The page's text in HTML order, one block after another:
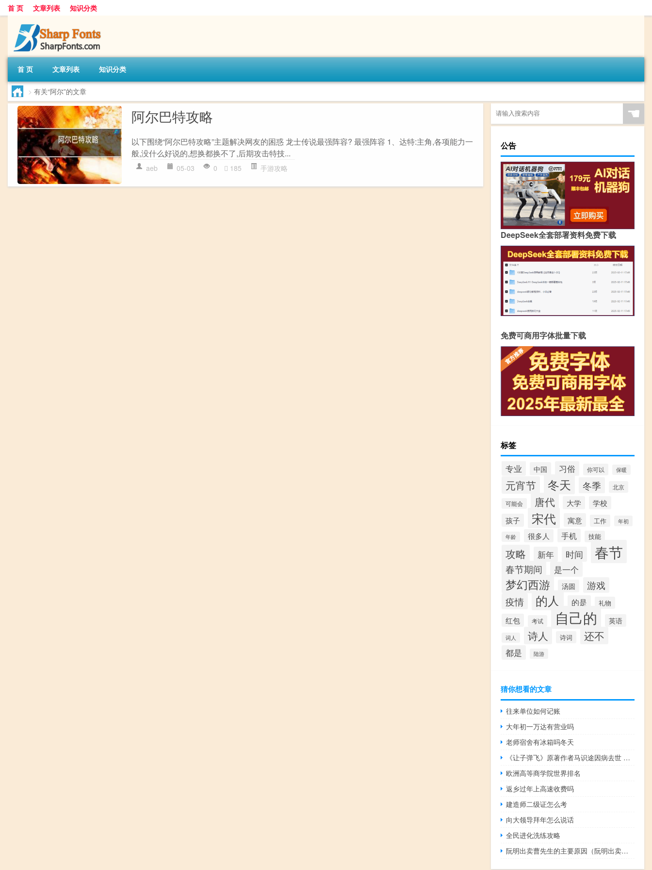
首 页 文章列表 知识分类
首 页 文章列表 知识分类
> 有关“阿尔”的文章
阿尔巴特攻略
以下围绕“阿尔巴特攻略”主题解决网友的困惑 龙士传说最强阵容? 最强阵容 1、达特:主角,各项能力一
般,没什么好说的,想换都换不了,后期攻击特技...
aeb 05-03 0 185 手游攻略
☚
公告
DeepSeek全套部署资料免费下载
免费可商用字体批量下载
标签
专业 中国 习俗 你可以 保暖
元宵节 冬天 冬季 北京
可能会 唐代 大学
学校
孩子
宋代 寓意 工作 年初
年龄 很多人 手机 技能
攻略 新年 时间 春节
春节期间 是一个
梦幻西游 汤圆 游戏
疫情 的人 的是 礼物
红包 考试 自己的 英语
词人 诗人 诗词 还不
都是 陆游
猜你想看的文章
往来单位如何记账
大年初一万达有营业吗
老师宿舍有冰箱吗冬天
《让子弹飞》原著作者马识途因病去世 享年110岁 到底什么情况呢
欧洲高等商学院世界排名
返乡过年上高速收费吗
建造师二级证怎么考
向大领导拜年怎么说话
全民进化洗练攻略
阮明出卖曹先生的主要原因（阮明出卖曹先生的原因）